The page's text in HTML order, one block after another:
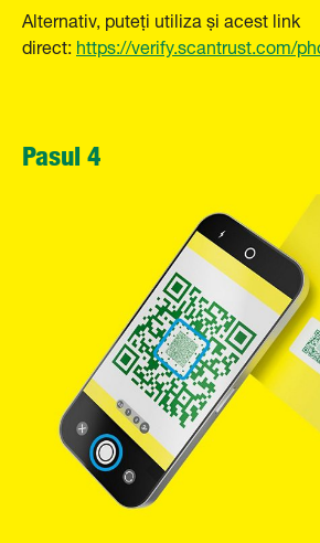
Alternativ, puteți utiliza și acest link
direct:https://verify.scantrust.com/
Pasul 4